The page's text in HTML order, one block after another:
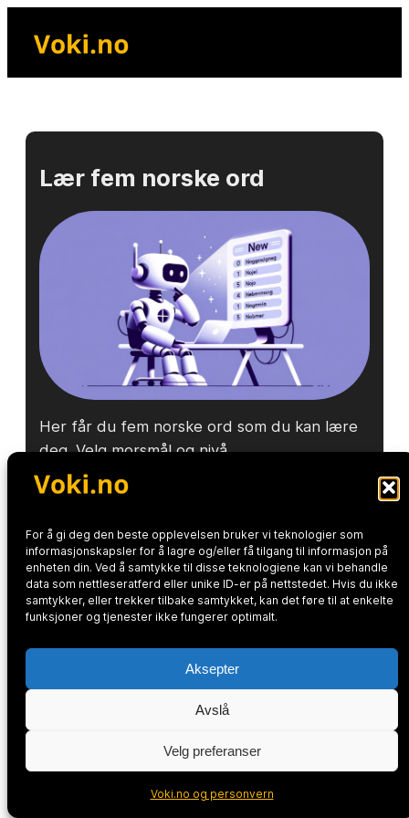
For å gi deg den beste opplevelsen bruker vi teknologier som
informasjonskapsler for å lagre og/eller få tilgang til informasjon på
enheten din. Ved å samtykke til disse teknologiene kan vi behandle
data som nettleseratferd eller unike ID-er på nettstedet. Hvis du ikke
samtykker, eller trekker tilbake samtykket, kan det føre til at enkelte
funksjoner og tjenester ikke fungerer optimalt.
Aksepter
Avslå
Velg preferanser
Voki.no og personvern
Lær fem norske ord
Her får du fem norske ord som du kan lære
deg. Velg morsmål og nivå.
Voki.no og personvern